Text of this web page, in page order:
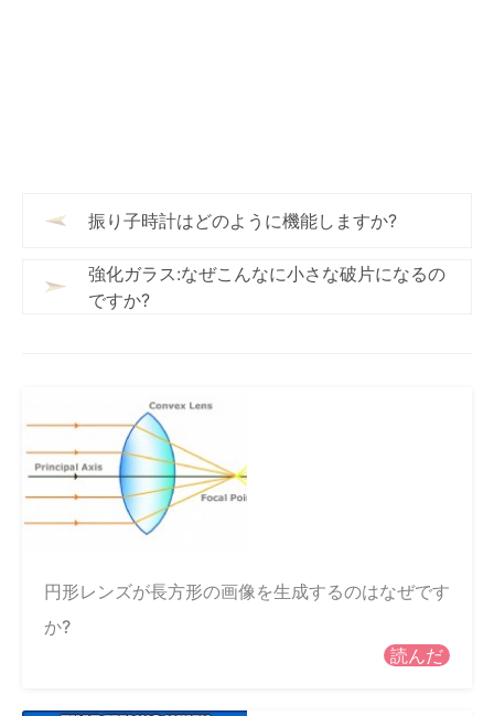
振り子時計はどのように機能しますか?
強化ガラス:なぜこんなに小さな破片になるの
ですか?
円形レンズが長方形の画像を生成するのはなぜです
か?
読んだ